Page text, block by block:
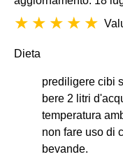
Dieta
prediligere cibi
bere 2 litri
temperatura
non fare uso di
bevande.